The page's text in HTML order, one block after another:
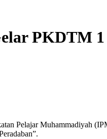
PKDTM 1
Pelajar Muhammadiyah